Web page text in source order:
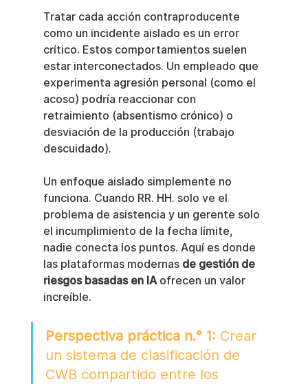
Tratar cada acción contraproducente
como un incidente aislado es un error
crítico. Estos comportamientos suelen
estar interconectados. Un empleado que
experimenta agresión personal (como el
acoso) podría reaccionar con
retraimiento (absentismo crónico) o
desviación de la producción (trabajo
descuidado).
Un enfoque aislado simplemente no
funciona. Cuando RR. HH. solo ve el
problema de asistencia y un gerente solo
el incumplimiento de la fecha límite,
nadie conecta los puntos. Aquí es donde
las plataformas modernas de gestión de
riesgos basadas en IA ofrecen un valor
increíble.
Perspectiva práctica n.° 1: Crear
un sistema de clasificación de
CWB compartido entre los